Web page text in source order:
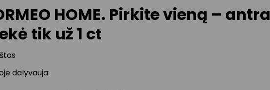
HOME. Pirkite vieną – antra
tik už 1 ct
dalyvauja: